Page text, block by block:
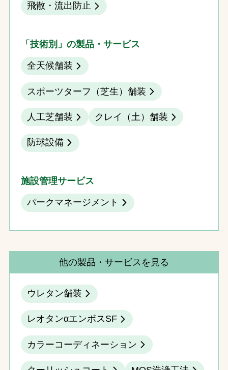
飛散・流出防止
「技術別」の製品・サービス
全天候舗装
スポーツターフ（芝生）舗装
人工芝舗装 クレイ（土）舗装
防球設備
施設管理サービス
パークマネージメント
他の製品・サービスを見る
ウレタン舗装
レオタンαエンボスSF
カラーコーディネーション